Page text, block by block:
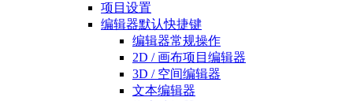
项目设置
编辑器默认快捷键
编辑器常规操作
2D / 画布项目编辑器
3D / 空间编辑器
文本编辑器